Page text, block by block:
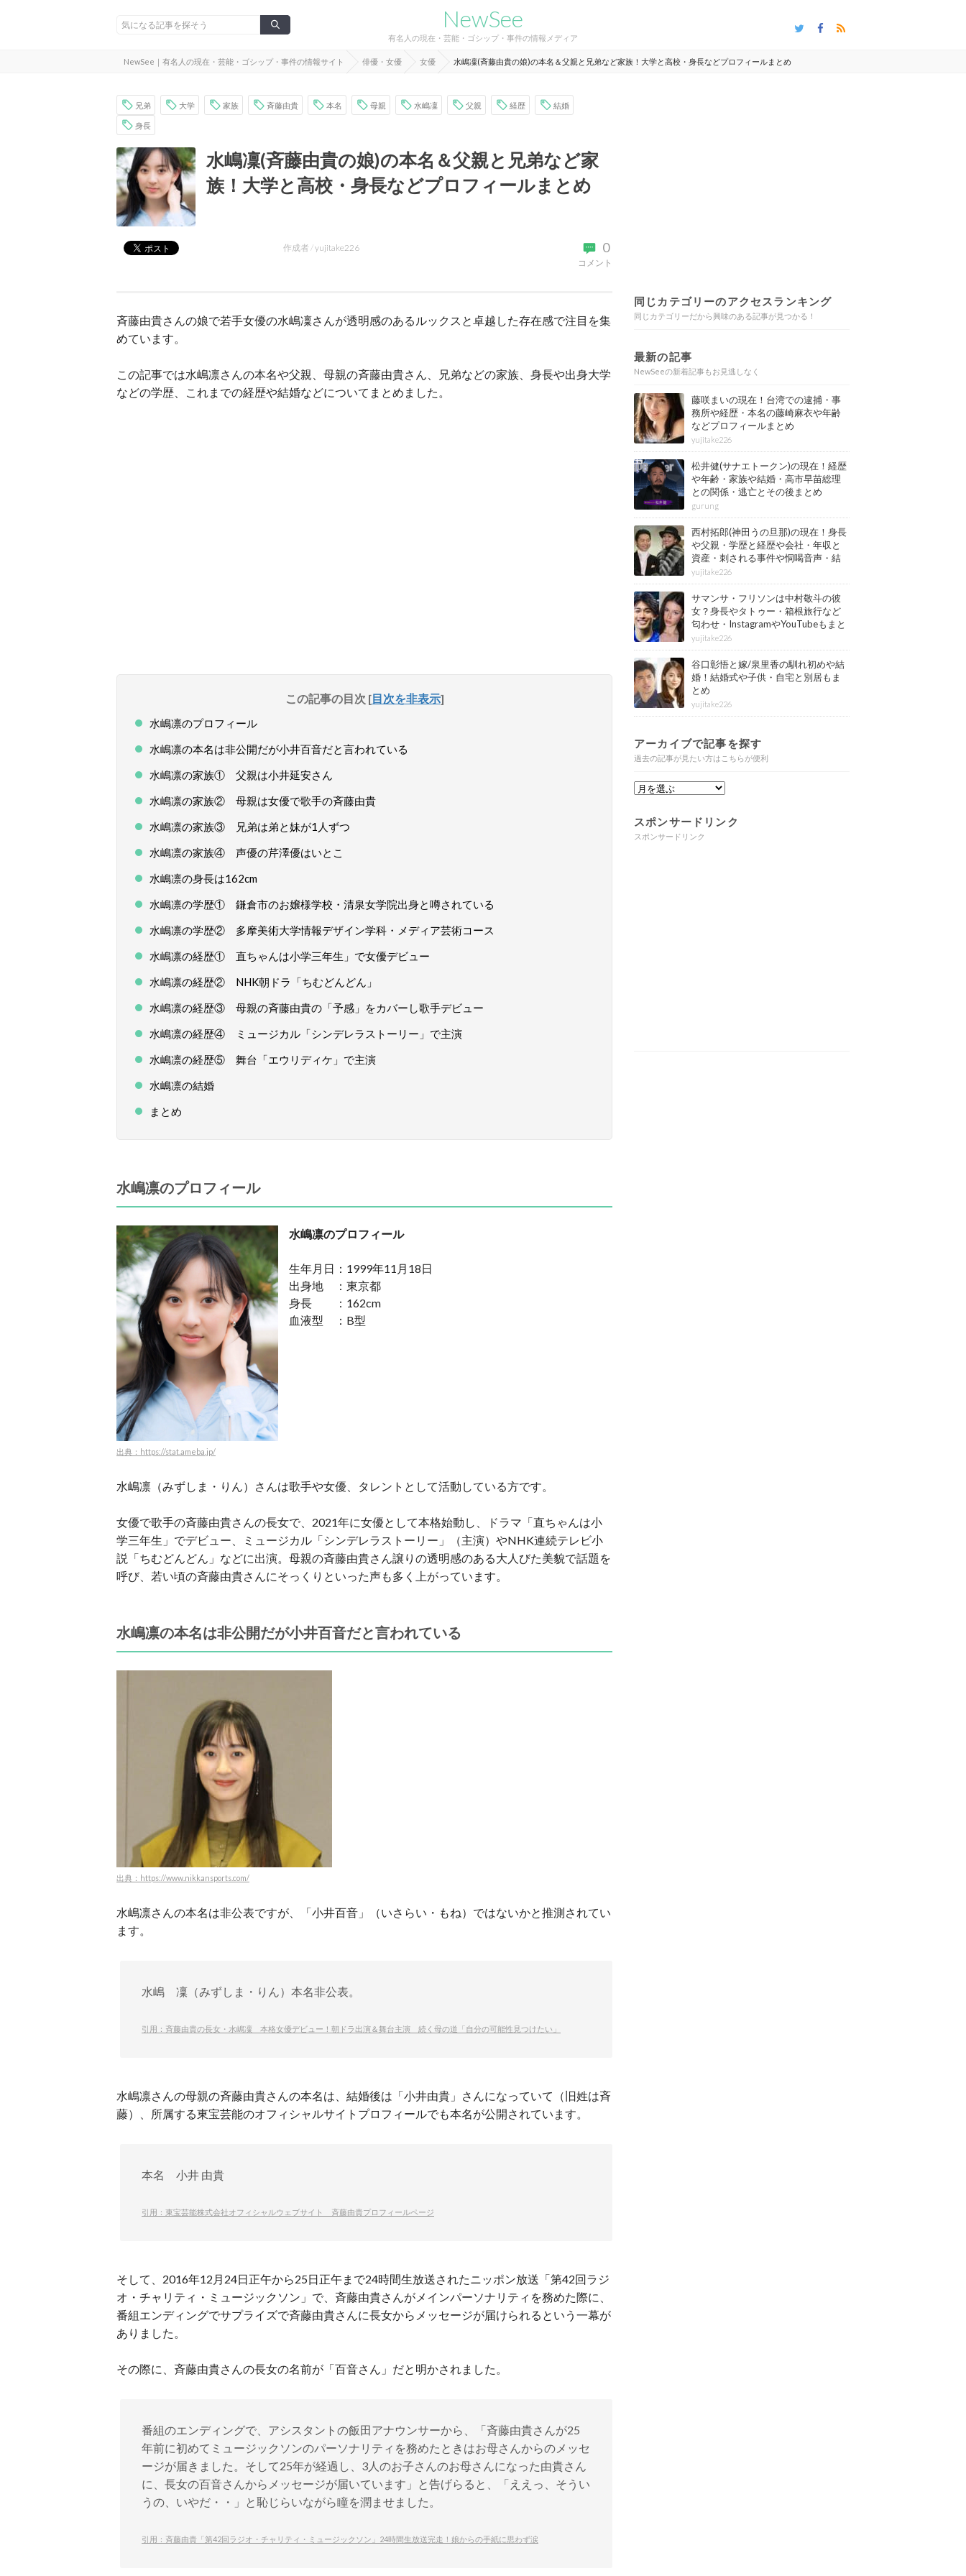
NewSee
有名人の現在・芸能・ゴシップ・事件の情報メディア
NewSee｜有名人の現在・芸能・ゴシップ・事件の情報サイト 俳優・女優 女優 水嶋凜(斉藤由貴の娘)の本名＆父親と兄弟など家族！大学と高校・身長などプロフィールまとめ
兄弟 大学 家族 斉藤由貴 本名 母親 水嶋凜 父親 経歴 結婚
身長
水嶋凜(斉藤由貴の娘)の本名＆父親と兄弟など家
族！大学と高校・身長などプロフィールまとめ
0
コメント
作成者 /yujitake226
斉藤由貴さんの娘で若手女優の水嶋凜さんが透明感のあるルックスと卓越した存在感で注目を集
めています。
この記事では水嶋凛さんの本名や父親、母親の斉藤由貴さん、兄弟などの家族、身長や出身大学
などの学歴、これまでの経歴や結婚などについてまとめました。
この記事の目次 [目次を非表示]
水嶋凛のプロフィール
水嶋凛の本名は非公開だが小井百音だと言われている
水嶋凛の家族① 父親は小井延安さん
水嶋凛の家族② 母親は女優で歌手の斉藤由貴
水嶋凛の家族③ 兄弟は弟と妹が1人ずつ
水嶋凛の家族④ 声優の芹澤優はいとこ
水嶋凛の身長は162cm
水嶋凛の学歴① 鎌倉市のお嬢様学校・清泉女学院出身と噂されている
水嶋凛の学歴② 多摩美術大学情報デザイン学科・メディア芸術コース
水嶋凛の経歴① 直ちゃんは小学三年生」で女優デビュー
水嶋凛の経歴② NHK朝ドラ「ちむどんどん」
水嶋凛の経歴③ 母親の斉藤由貴の「予感」をカバーし歌手デビュー
水嶋凛の経歴④ ミュージカル「シンデレラストーリー」で主演
水嶋凛の経歴⑤ 舞台「エウリディケ」で主演
水嶋凛の結婚
まとめ
水嶋凛のプロフィール
出典：https://stat.ameba.jp/
水嶋凛のプロフィール
生年月日：1999年11月18日
出身地 ：東京都
身長 ：162cm
血液型 ：B型
水嶋凛（みずしま・りん）さんは歌手や女優、タレントとして活動している方です。
女優で歌手の斉藤由貴さんの長女で、2021年に女優として本格始動し、ドラマ「直ちゃんは小
学三年生」でデビュー、ミュージカル「シンデレラストーリー」（主演）やNHK連続テレビ小
説「ちむどんどん」などに出演。母親の斉藤由貴さん譲りの透明感のある大人びた美貌で話題を
呼び、若い頃の斉藤由貴さんにそっくりといった声も多く上がっています。
水嶋凛の本名は非公開だが小井百音だと言われている
出典：https://www.nikkansports.com/
水嶋凛さんの本名は非公表ですが、「小井百音」（いさらい・もね）ではないかと推測されてい
ます。
水嶋 凜（みずしま・りん）本名非公表。
引用：斉藤由貴の長女・水嶋凜 本格女優デビュー！朝ドラ出演＆舞台主演 続く母の道「自分の可能性見つけたい」
水嶋凛さんの母親の斉藤由貴さんの本名は、結婚後は「小井由貴」さんになっていて（旧姓は斉
藤）、所属する東宝芸能のオフィシャルサイトプロフィールでも本名が公開されています。
本名 小井 由貴
引用：東宝芸能株式会社オフィシャルウェブサイト 斉藤由貴プロフィールページ
そして、2016年12月24日正午から25日正午まで24時間生放送されたニッポン放送「第42回ラジ
オ・チャリティ・ミュージックソン」で、斉藤由貴さんがメインパーソナリティを務めた際に、
番組エンディングでサプライズで斉藤由貴さんに長女からメッセージが届けられるという一幕が
ありました。
その際に、斉藤由貴さんの長女の名前が「百音さん」だと明かされました。
番組のエンディングで、アシスタントの飯田アナウンサーから、「斉藤由貴さんが25
年前に初めてミュージックソンのパーソナリティを務めたときはお母さんからのメッセ
ージが届きました。そして25年が経過し、3人のお子さんのお母さんになった由貴さん
に、長女の百音さんからメッセージが届いています」と告げらると、「ええっ、そうい
うの、いやだ・・」と恥じらいながら瞳を潤ませました。
引用：斉藤由貴「第42回ラジオ・チャリティ・ミュージックソン」24時間生放送完走！娘からの手紙に思わず涙
同じカテゴリーのアクセスランキング
同じカテゴリーだから興味のある記事が見つかる！
最新の記事
NewSeeの新着記事もお見逃しなく
藤咲まいの現在！台湾での逮捕・事
務所や経歴・本名の藤崎麻衣や年齢
などプロフィールまとめ
yujitake226
松井健(サナエトークン)の現在！経歴
や年齢・家族や結婚・高市早苗総理
との関係・逃亡とその後まとめ
gurung
西村拓郎(神田うの旦那)の現在！身長
や父親・学歴と経歴や会社・年収と
資産・刺される事件や恫喝音声・結
婚と子供や自宅・脳梗塞の病気もま
とめ
yujitake226
サマンサ・フリソンは中村敬斗の彼
女？身長やタトゥー・箱根旅行など
匂わせ・InstagramやYouTubeもまと
め
yujitake226
谷口彰悟と嫁/泉里香の馴れ初めや結
婚！結婚式や子供・自宅と別居もま
とめ
yujitake226
アーカイブで記事を探す
過去の記事が見たい方はこちらが便利
スポンサードリンク
スポンサードリンク